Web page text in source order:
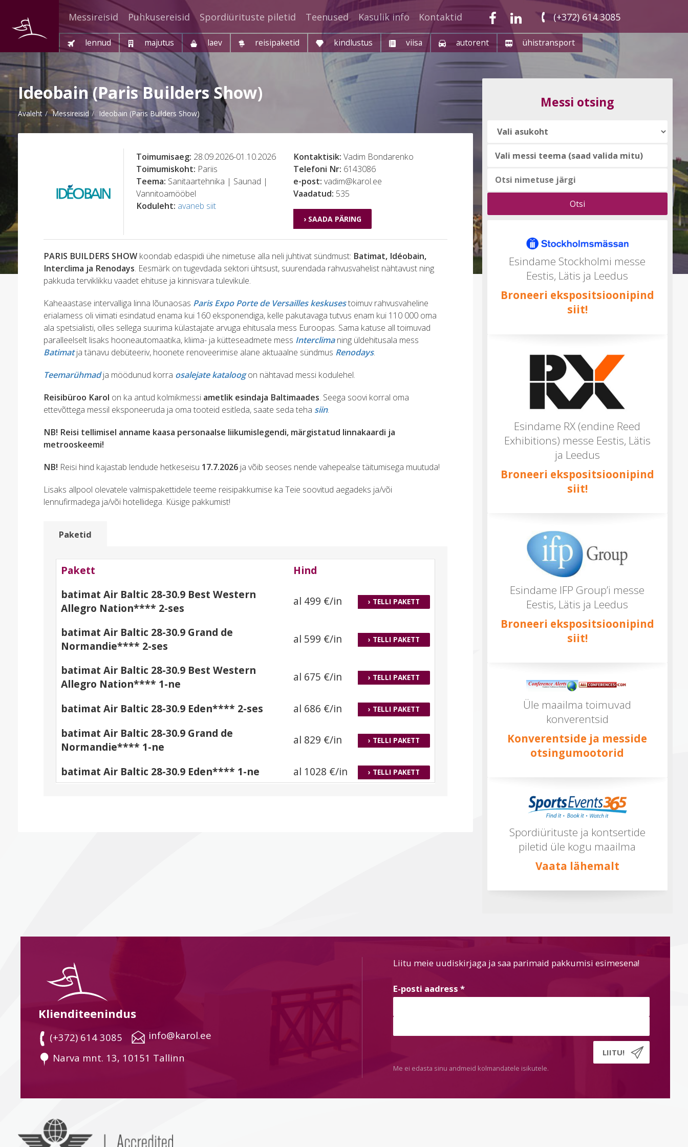
(+372) 614 3085
Messireisid Puhkusereisid Spordiürituste piletid Teenused Kasulik info Kontaktid
lennud majutus laev reisipaketid kindlustus viisa autorent ühistransport
Ideobain (Paris Builders Show)
Avaleht Messireisid Ideobain (Paris Builders Show)
Toimumisaeg: 28.09.2026-01.10.2026
Toimumiskoht: Pariis
Teema: Sanitaartehnika | Saunad |
Vannitoamööbel
Koduleht: avaneb siit
Kontaktisik: Vadim Bondarenko
Telefoni Nr: 6143086
e-post: vadim@karol.ee
Vaadatud: 535
› SAADA PÄRING
PARIS BUILDERS SHOW koondab edaspidi ühe nimetuse alla neli juhtivat sündmust: Batimat, Idéobain,
Interclima ja Renodays. Eesmärk on tugevdada sektori ühtsust, suurendada rahvusvahelist nähtavust ning
pakkuda terviklikku vaadet ehituse ja kinnisvara tulevikule.
Kaheaastase intervalliga linna lõunaosas Paris Expo Porte de Versailles keskusestoimuv rahvusvaheline
erialamess oli viimati esindatud enama kui 160 eksponendiga, kelle pakutavaga tutvus enam kui 110 000 oma
ala spetsialisti, olles sellega suurima külastajate arvuga ehitusala mess Euroopas. Sama katuse all toimuvad
paralleelselt lisaks hooneautomaatika, kliima- ja kütteseadmete mess Interclima ning üldehitusala mess
Batimat ja tänavu debüteeriv, hoonete renoveerimise alane aktuaalne sündmus Renodays.
Teemarühmad ja möödunud korra osalejate kataloogon nähtavad messi kodulehel.
Reisibüroo Karol on ka antud kolmikmessi ametlik esindaja Baltimaades. Seega soovi korral oma
ettevõttega messil eksponeeruda ja oma tooteid esitleda, saate seda teha siin.
NB! Reisi tellimisel anname kaasa personaalse liikumislegendi, märgistatud linnakaardi ja
metrooskeemi!
NB! Reisi hind kajastab lendude hetkeseisu 17.7.2026 ja võib seoses nende vahepealse täitumisega muutuda!
Lisaks allpool olevatele valmispakettidele teeme reisipakkumise ka Teie soovitud aegadeks ja/või
lennufirmadega ja/või hotellidega. Küsige pakkumist!
Paketid
Pakett
Hind
batimat Air Baltic 28-30.9 Best Western
Allegro Nation**** 2-ses
al 499 €/in › TELLI PAKETT
batimat Air Baltic 28-30.9 Grand de
Normandie**** 2-ses
al 599 €/in › TELLI PAKETT
batimat Air Baltic 28-30.9 Best Western
Allegro Nation**** 1-ne
al 675 €/in › TELLI PAKETT
batimat Air Baltic 28-30.9 Eden**** 2-ses al 686 €/in › TELLI PAKETT
batimat Air Baltic 28-30.9 Grand de
Normandie**** 1-ne
al 829 €/in › TELLI PAKETT
batimat Air Baltic 28-30.9 Eden**** 1-ne al 1028 €/in › TELLI PAKETT
Messi otsing
Vali
teema
Esindame Stockholmi messe
Eestis, Lätis ja Leedus
Broneeri ekspositsioonipind
siit!
Esindame RX (endine Reed
Exhibitions) messe Eestis, Lätis
ja Leedus
Broneeri ekspositsioonipind
siit!
Esindame IFP Group’i messe
Eestis, Lätis ja Leedus
Broneeri ekspositsioonipind
siit!
Üle maailma toimuvad
konverentsid
Konverentside ja messide
otsingumootorid
Spordiürituste ja kontsertide
piletid üle kogu maailma
Vaata lähemalt
Klienditeenindus
(+372) 614 3085
info@karol.ee
Narva mnt. 13, 10151 Tallinn
Liitu meie uudiskirjaga ja saa parimaid pakkumisi esimesena!
E-posti aadress *
Me ei edasta sinu andmeid kolmandatele isikutele.